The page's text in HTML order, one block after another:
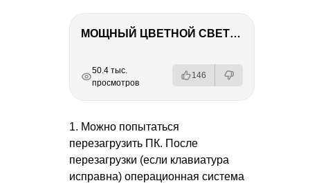
МОЩНЫЙ ЦВЕТНОЙ СВЕТ – NANLITE FC-500C
РЕКЛАМА
РЕКЛАМА
РЕКЛАМА
РЕКЛАМА
50.4 тыс.
просмотров
146
1. Можно попытаться
перезагрузить ПК. После
перезагрузки (если клавиатура
исправна) операционная система